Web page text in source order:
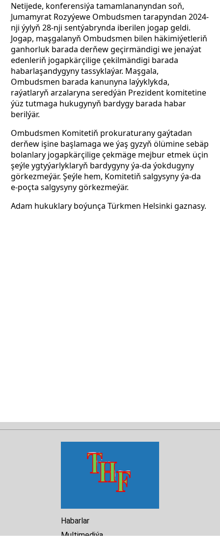
Netijede, konferensiýa tamamlananyndan soň,
Jumamyrat Rozyýewe Ombudsmen tarapyndan 2024-
nji ýylyň 28-nji sentýabrynda iberilen jogap geldi.
Jogap, maşgalanyň Ombudsmen bilen häkimiýetleriň
ganhorluk barada derňew geçirmändigi we jenaýat
edenleriň jogapkärçilige çekilmändigi barada
habarlaşandygyny tassyklaýar. Maşgala,
Ombudsmen barada kanunyna laýyklykda,
raýatlaryň arzalaryna seredýän Prezident komitetine
ýüz tutmaga hukugynyň bardygy barada habar
berilýär.
Ombudsmen Komitetiň prokuraturany gaýtadan
derňew işine başlamaga we ýaş gyzyň ölümine sebäp
bolanlary jogapkärçilige çekmäge mejbur etmek üçin
şeýle ygtyýarlyklaryň bardygyny ýa-da ýokdugyny
görkezmeýär. Şeýle hem, Komitetiň salgysyny ýa-da
e-poçta salgysyny görkezmeýär.
Adam hukuklary boýunça Türkmen Helsinki gaznasy.
Habarlar
Multimediýa